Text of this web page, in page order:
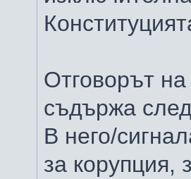
Отговорът
съдържа
В него/
за корупция,